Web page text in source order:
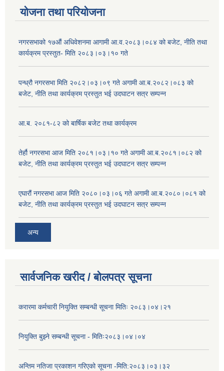
योजना तथा परियोजना
नगरसभाको १७औं अधिवेशनमा आगामी आ.व.२०८३।०८४ को बजेट, नीति तथा
कार्यक्रम प्रस्तुत- मिति २०८३।०३।१० गते
पन्ध्रौ नगरसभा मिति २०८२।०३।०९ गते अगामी आ.ब.२०८२।०८३ को
बजेट, नीति तथा कार्यक्रम प्रस्तुत भई उदघाटन सत्र सम्पन्न
आ.ब. २०८१-८२ को बार्षिक बजेट तथा कार्यक्रम
तेर्हौ नगरसभा आज मिति २०८१।०३।१० गते अगामी आ.ब.२०८१।०८२ को
बजेट, नीति तथा कार्यक्रम प्रस्तुत भई उदघाटन सत्र सम्पन्न
एघारौं नगरसभा आज मिति २०८०।०३।०६ गते अगामी आ.ब.२०८०।०८१ को
बजेट, नीति तथा कार्यक्रम प्रस्तुत भई उदघाटन सत्र सम्पन्न
अन्य
सार्वजनिक खरीद / बोलपत्र सूचना
करारमा कर्मचारी नियुक्ति सम्बन्धी सूचना मितिः २०८३।०४।२१
नियुक्ति बुझ्ने सम्बन्धी सूचना - मितिः२०८३।०४।०४
अन्तिम नतिजा प्रकाशन गरिएको सूचना -मिति:२०८३।०३।३२